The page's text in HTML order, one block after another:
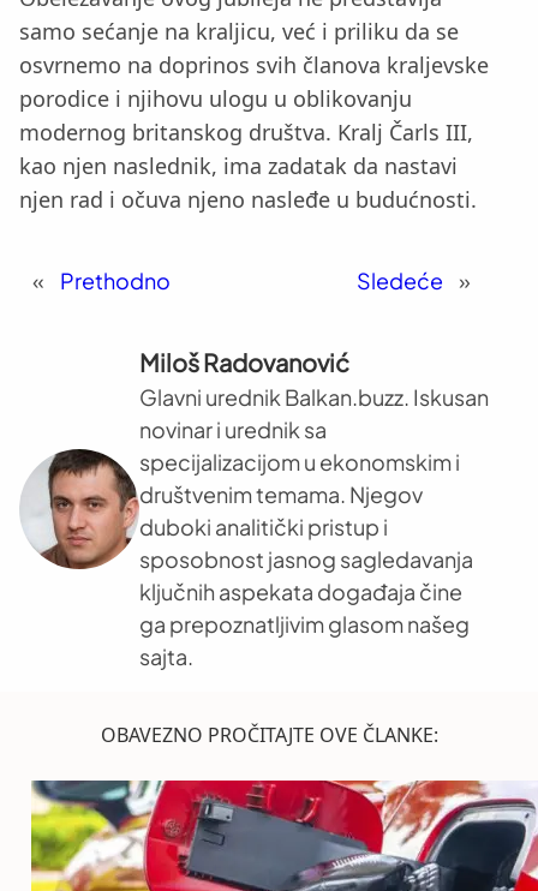
samo sećanje na kraljicu, već i priliku da se
osvrnemo na doprinos svih članova kraljevske
porodice i njihovu ulogu u oblikovanju
modernog britanskog društva. Kralj Čarls III,
kao njen naslednik, ima zadatak da nastavi
njen rad i očuva njeno nasleđe u budućnosti.
« Prethodno Sledeće »
Miloš Radovanović
Glavni urednik Balkan.buzz. Iskusan
novinar i urednik sa
specijalizacijom u ekonomskim i
društvenim temama. Njegov
duboki analitički pristup i
sposobnost jasnog sagledavanja
ključnih aspekata događaja čine
ga prepoznatljivim glasom našeg
sajta.
OBAVEZNO PROČITAJTE OVE ČLANKE: